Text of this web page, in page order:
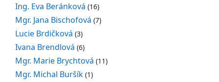
Ing. Eva Beránková (16)
Mgr. Jana Bischofová (7)
Lucie Brdičková (3)
Ivana Brendlová (6)
Mgr. Marie Brychtová (11)
Mgr. Michal Buršík (1)